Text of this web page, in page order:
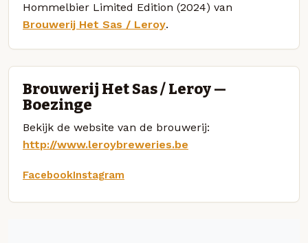
Hommelbier Limited Edition (2024) van
Brouwerij Het Sas / Leroy.
Brouwerij Het Sas / Leroy —
Boezinge
Bekijk de website van de brouwerij:
http://www.leroybreweries.be
FacebookInstagram